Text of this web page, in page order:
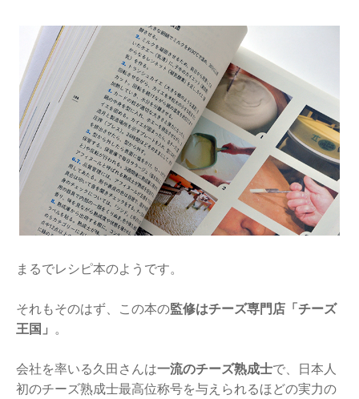
まるでレシピ本のようです。
それもそのはず、この本の監修はチーズ専門店「チーズ
王国」
。
会社を率いる久田さんは一流のチーズ熟成士で、日本人
初のチーズ熟成士最高位称号を与えられるほどの実力の